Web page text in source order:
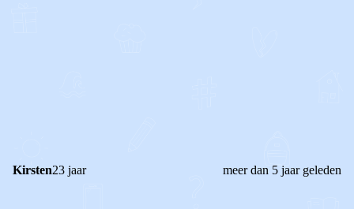
Kirsten23 jaar meer dan 5 jaar geleden